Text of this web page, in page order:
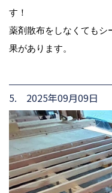
す！
薬剤散布をしなくてもシ
果があります。
5. 2025年09月09日